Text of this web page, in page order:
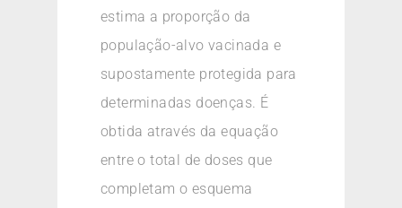
estima a proporção da
população-alvo vacinada e
supostamente protegida para
determinadas doenças. É
obtida através da equação
entre o total de doses que
completam o esquema